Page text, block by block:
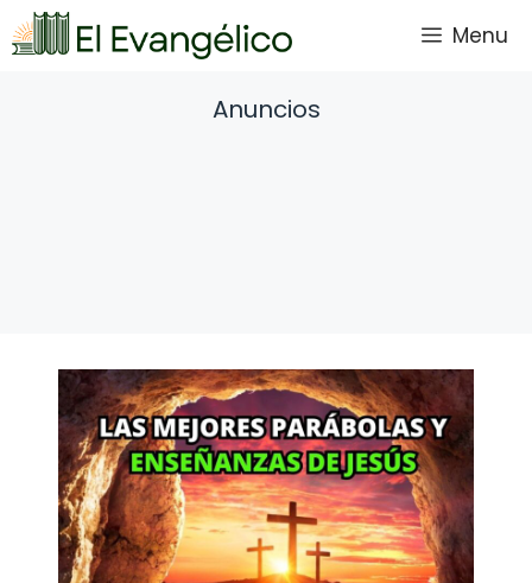
Saltar
al
Menu
Anuncios